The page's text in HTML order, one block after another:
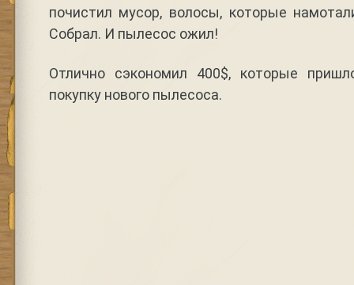
почистил мусор, волосы, которые
Собрал. И пылесос ожил!
Отлично сэкономил 400$, которые
покупку нового пылесоса.